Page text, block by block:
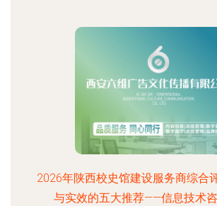
2026年陕西校史馆建设服务商综合
与实效的五大推荐——信息技术